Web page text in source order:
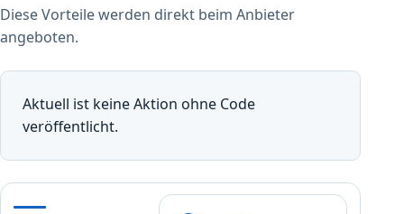
Diese Vorteile werden direkt beim Anbieter
angeboten.
Aktuell ist keine Aktion ohne Code
veröffentlicht.